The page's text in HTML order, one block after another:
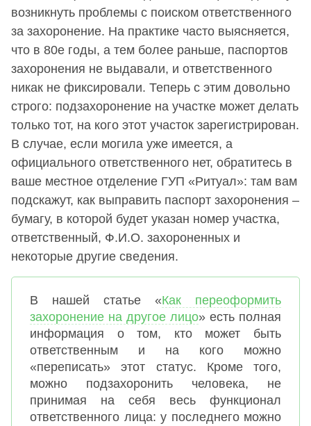
возникнуть проблемы с поиском ответственного
за захоронение. На практике часто выясняется,
что в 80е годы, а тем более раньше, паспортов
захоронения не выдавали, и ответственного
никак не фиксировали. Теперь с этим довольно
строго: подзахоронение на участке может делать
только тот, на кого этот участок зарегистрирован.
В случае, если могила уже имеется, а
официального ответственного нет, обратитесь в
ваше местное отделение ГУП «Ритуал»: там вам
подскажут, как выправить паспорт захоронения –
бумагу, в которой будет указан номер участка,
ответственный, Ф.И.О. захороненных и
некоторые другие сведения.
В нашей статье «Как переоформить
захоронение на другое лицо» есть полная
информация о том, кто может быть
ответственным и на кого можно
«переписать» этот статус. Кроме того,
можно подзахоронить человека, не
принимая на себя весь функционал
ответственного лица: у последнего можно